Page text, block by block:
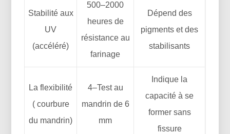
Stabilité aux
UV
(accéléré)
500–2000
heures de
résistance au
farinage
Dépend des
pigments et des
stabilisants
La flexibilité
( courbure
du mandrin)
4–Test au
mandrin de 6
mm
Indique la
capacité à se
former sans
fissure